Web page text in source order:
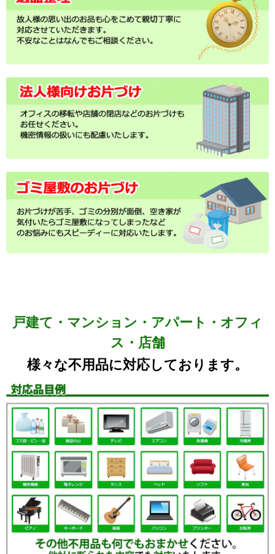
戸建て・マンション・アパート・オフィ
ス・店舗
様々な不用品に対応しております。